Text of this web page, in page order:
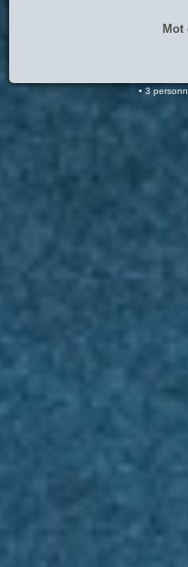
Mot
3